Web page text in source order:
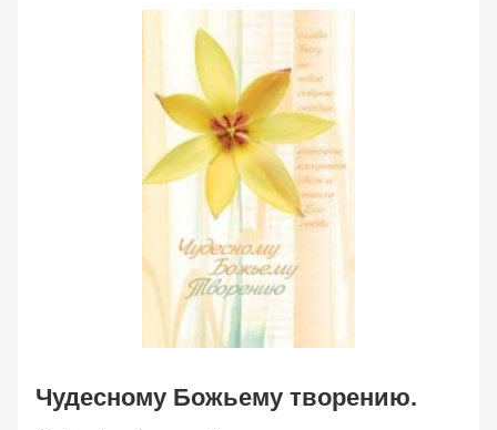
Чудесному Божьему творению.